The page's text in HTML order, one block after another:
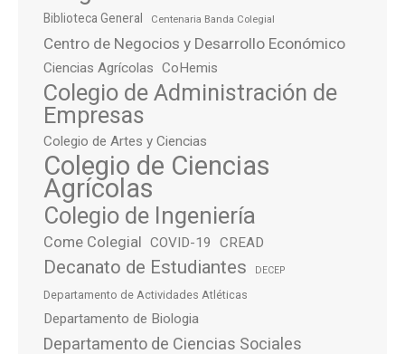
Biblioteca General Centenaria Banda Colegial
Centro de Negocios y Desarrollo Económico
Ciencias Agrícolas CoHemis
Colegio de Administración de
Empresas
Colegio de Artes y Ciencias
Colegio de Ciencias
Agrícolas
Colegio de Ingeniería
Come Colegial COVID-19 CREAD
Decanato de Estudiantes DECEP
Departamento de Actividades Atléticas
Departamento de Biologia
Departamento de Ciencias Sociales